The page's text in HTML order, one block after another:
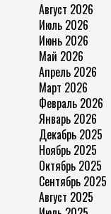
Август 2026
Июль 2026
Июнь 2026
Май 2026
Апрель 2026
Март 2026
Февраль 2026
Январь 2026
Декабрь 2025
Ноябрь 2025
Октябрь 2025
Сентябрь 2025
Август 2025